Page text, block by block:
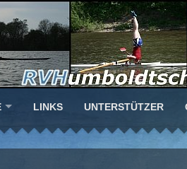
LINKS UNTERSTÜTZER